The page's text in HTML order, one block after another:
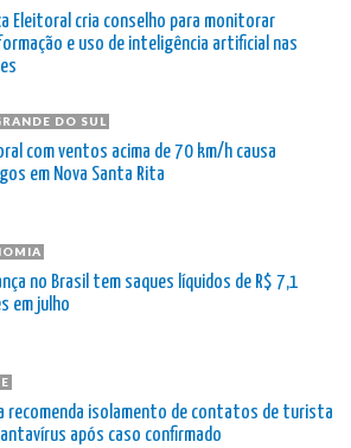
Eleitoral cria conselho para monitorar
e uso de inteligência artificial nas
DO SUL
com ventos acima de 70 km/h causa
em Nova Santa Rita
no Brasil tem saques líquidos de R$ 7,1
em julho
recomenda isolamento de contatos de turista
após caso confirmado